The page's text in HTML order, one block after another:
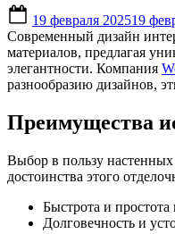
on
19 февраля 202519
Современный дизайн
материалов, предлагая
элегантности. Компания
разнообразию дизайнов,
Преимущества
Выбор в пользу
достоинства этого
Быстрота и простота
Долговечность и